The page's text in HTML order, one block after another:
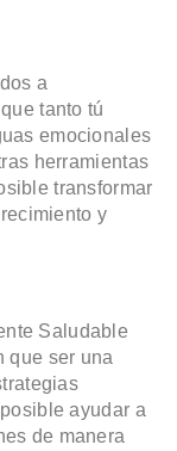
a
tanto tú
emocionales
herramientas
transformar
y
Saludable
que ser una
ayudar a
de manera